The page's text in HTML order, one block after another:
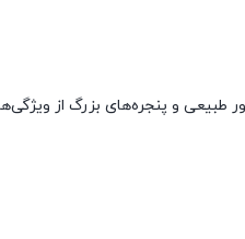
طبیعی و پنجره‌های بزرگ از